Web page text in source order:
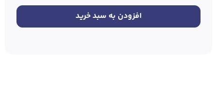
افزودن به سبد خرید